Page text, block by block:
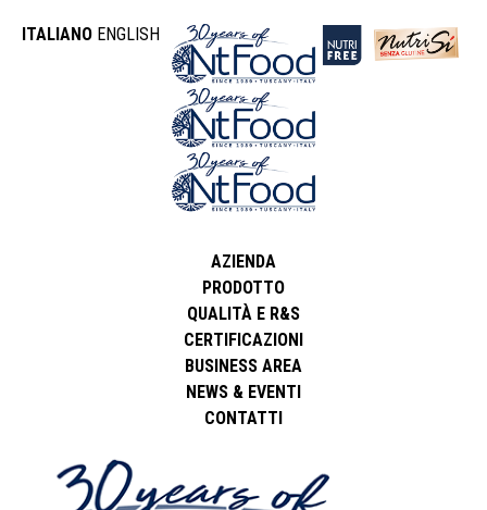
ITALIANO ENGLISH
AZIENDA
PRODOTTO
QUALITÀ E R&S
CERTIFICAZIONI
BUSINESS AREA
NEWS & EVENTI
CONTATTI